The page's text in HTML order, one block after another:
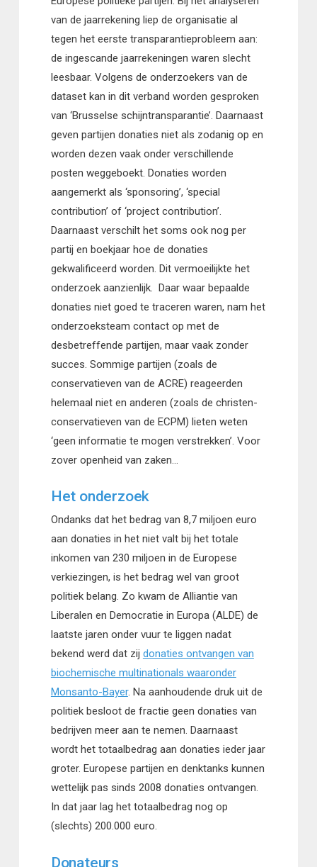
van de jaarrekening liep de organisatie al
tegen het eerste transparantieprobleem aan:
de ingescande jaarrekeningen waren slecht
leesbaar. Volgens de onderzoekers van de
dataset kan in dit verband worden gesproken
van ‘Brusselse schijntransparantie’. Daarnaast
geven partijen donaties niet als zodanig op en
worden dezen vaak onder verschillende
posten weggeboekt. Donaties worden
aangemerkt als ‘sponsoring’, ‘special
contribution’ of ‘project contribution’.
Daarnaast verschilt het soms ook nog per
partij en boekjaar hoe de donaties
gekwalificeerd worden. Dit vermoeilijkte het
onderzoek aanzienlijk. Daar waar bepaalde
donaties niet goed te traceren waren, nam het
onderzoeksteam contact op met de
desbetreffende partijen, maar vaak zonder
succes. Sommige partijen (zoals de
conservatieven van de ACRE) reageerden
helemaal niet en anderen (zoals de christen-
conservatieven van de ECPM) lieten weten
‘geen informatie te mogen verstrekken’. Voor
zover openheid van zaken…
Het onderzoek
Ondanks dat het bedrag van 8,7 miljoen euro
aan donaties in het niet valt bij het totale
inkomen van 230 miljoen in de Europese
verkiezingen, is het bedrag wel van groot
politiek belang. Zo kwam de Alliantie van
Liberalen en Democratie in Europa (ALDE) de
laatste jaren onder vuur te liggen nadat
bekend werd dat zij donaties ontvangen van
biochemische multinationals waaronder
Monsanto-Bayer. Na aanhoudende druk uit de
politiek besloot de fractie geen donaties van
bedrijven meer aan te nemen. Daarnaast
wordt het totaalbedrag aan donaties ieder jaar
groter. Europese partijen en denktanks kunnen
wettelijk pas sinds 2008 donaties ontvangen.
In dat jaar lag het totaalbedrag nog op
(slechts) 200.000 euro.
Donateurs